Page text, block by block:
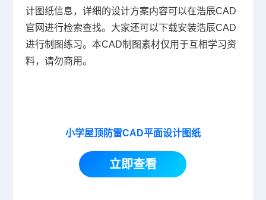
计图纸信息，详细的设计方案内容可以在浩辰CAD
官网进行检索查找。大家还可以下载安装浩辰CAD
进行制图练习。本CAD制图素材仅用于互相学习资
料，请勿商用。
小学屋顶防雷CAD平面设计图纸
立即查看